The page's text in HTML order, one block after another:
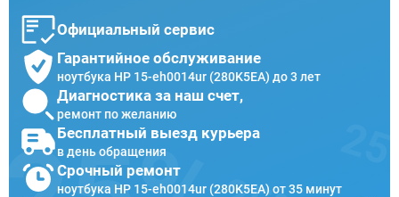
Официальный сервис
Гарантийное обслуживание
ноутбука HP 15-eh0014ur (280K5EA) до 3 лет
Диагностика за наш счет,
ремонт по желанию
Бесплатный выезд курьера
в день обращения
Срочный ремонт
ноутбука HP 15-eh0014ur (280K5EA) от 35 минут